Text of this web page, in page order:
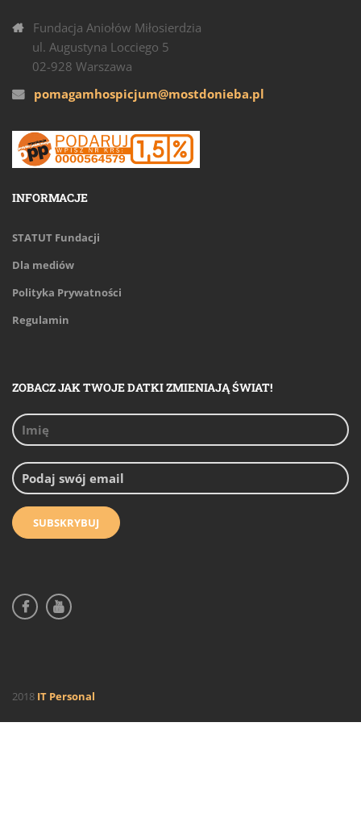
Fundacja Aniołów Miłosierdzia
ul. Augustyna Locciego 5
02-928 Warszawa
pomagamhospicjum@mostdonieba.pl
INFORMACJE
STATUT Fundacji
Dla mediów
Polityka Prywatności
Regulamin
ZOBACZ JAK TWOJE DATKI ZMIENIAJĄ ŚWIAT!
2018 IT Personal